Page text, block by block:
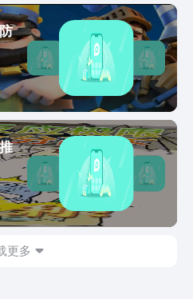
but why is it so
Don’t forget the others!
of 25 mini-games: Hockey
/ Musical Chairs / The
/ Super Shooter / See
/ Jumper / Hide n Seek /
/ Wheel / Coin Battle / Gun
Attack! / Switch-a-roo /
Battle / Friend or Foe /
/ Rescue / Capsule *not all
are available from the
lucking finding out the
first its just fun and games,
is real!
【Red vs Blue Official
更多